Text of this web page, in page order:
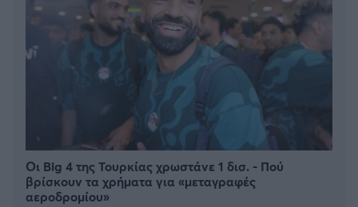
Οι Big 4 της Τουρκίας χρωστάνε 1 δισ. - Πού
βρίσκουν τα χρήματα για «μεταγραφές
αεροδρομίου»